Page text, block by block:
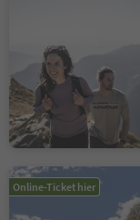
Online-Ticket hier